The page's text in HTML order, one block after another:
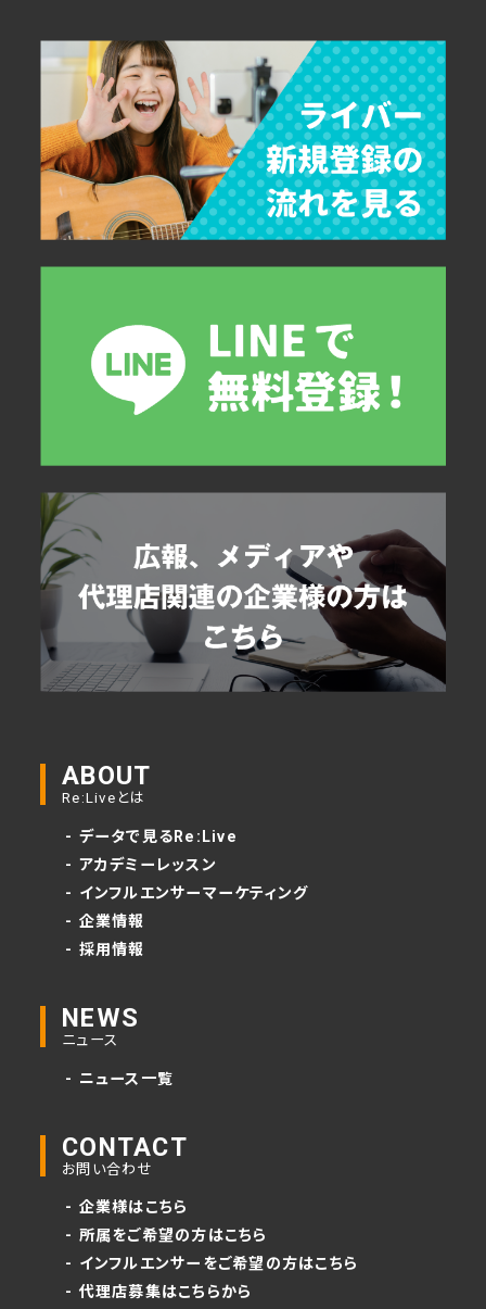
ABOUT
Re:Liveとは
- データで見るRe:Live
- アカデミーレッスン
- インフルエンサーマーケティング
- 企業情報
- 採用情報
NEWS
ニュース
- ニュース一覧
CONTACT
お問い合わせ
- 企業様はこちら
- 所属をご希望の方はこちら
- インフルエンサーをご希望の方はこちら
- 代理店募集はこちらから